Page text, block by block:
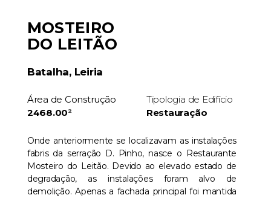
MOSTEIRO
DO LEITÃO
Batalha, Leiria
Área de Construção
2468.00²
Tipologia de Edifício
Restauração
Onde anteriormente se localizavam as instalações
fabris da serração D. Pinho, nasce o Restaurante
Mosteiro do Leitão. Devido ao elevado estado de
degradação, as instalações foram alvo de
demolição. Apenas a fachada principal foi mantida